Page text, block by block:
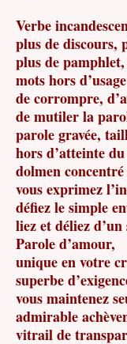
Verbe
plus de discours,
plus de
mots hors
de corrompre,
de mutiler la
parole gravée,
hors d’atteinte
dolmen concentré
vous exprimez
défiez le simple
liez et déliez
Parole d’amour,
unique en votre
superbe
vous maintenez
admirable
vitrail de